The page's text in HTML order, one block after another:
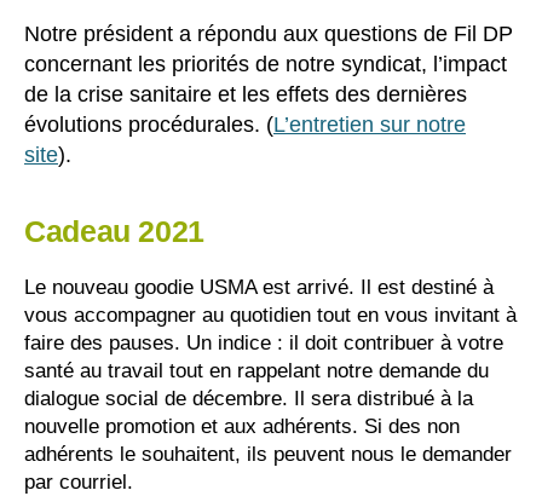
Notre président a répondu aux questions de Fil DP
concernant les priorités de notre syndicat, l’impact
de la crise sanitaire et les effets des dernières
évolutions procédurales. (L’entretien sur notre
site).
Cadeau 2021
Le nouveau goodie USMA est arrivé. Il est destiné à
vous accompagner au quotidien tout en vous invitant à
faire des pauses. Un indice : il doit contribuer à votre
santé au travail tout en rappelant notre demande du
dialogue social de décembre. Il sera distribué à la
nouvelle promotion et aux adhérents. Si des non
adhérents le souhaitent, ils peuvent nous le demander
par courriel.